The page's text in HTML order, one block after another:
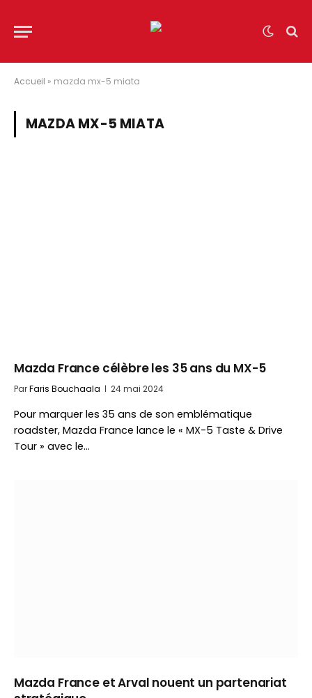
Accueil » mazda mx-5 miata
MAZDA MX-5 MIATA
Mazda France célèbre les 35 ans du MX-5
ParFaris Bouchaala 24 mai 2024
Pour marquer les 35 ans de son emblématique
roadster, Mazda France lance le « MX-5 Taste & Drive
Tour » avec le…
Mazda France et Arval nouent un partenariat